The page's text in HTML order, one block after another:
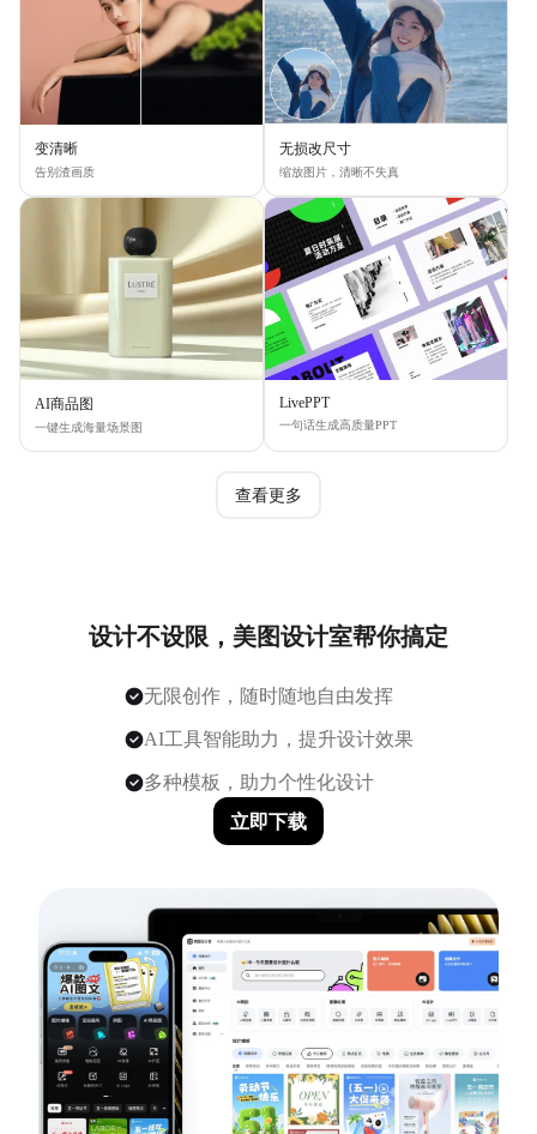
变清晰
告别渣画质
无损改尺寸
缩放图片，清晰不失真
AI商品图
一键生成海量场景图
LivePPT
一句话生成高质量PPT
查看更多
设计不设限，美图设计室帮你搞定
无限创作，随时随地自由发挥
AI工具智能助力，提升设计效果
多种模板，助力个性化设计
立即下载